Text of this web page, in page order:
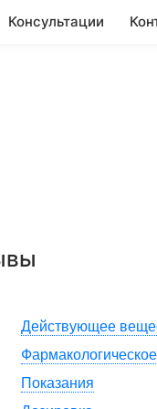
Консультации
Действующее
Показания